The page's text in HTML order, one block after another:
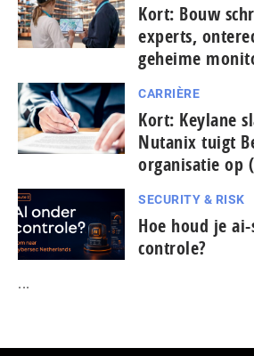
Kort: Bouw
experts,
geheime
CARRIÈRE
Kort: Keylane
Nutanix tuigt
organisatie op
SECURITY & RISK
Hoe houd je
controle?
...